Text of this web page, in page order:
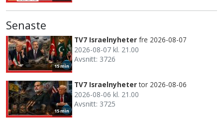
Senaste
15 min
TV7 Israelnyheter fre 2026-08-07
2026-08-07 kl. 21.00
Avsnitt: 3726
15 min
TV7 Israelnyheter tor 2026-08-06
2026-08-06 kl. 21.00
Avsnitt: 3725